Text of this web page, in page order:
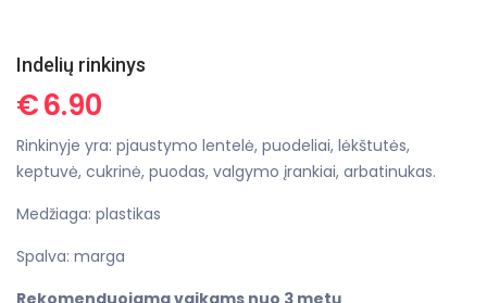
Indelių rinkinys
€6.90
Rinkinyje yra: pjaustymo lentelė, puodeliai, lėkštutės,
keptuvė, cukrinė, puodas, valgymo įrankiai, arbatinukas.
Medžiaga: plastikas
Spalva: marga
Rekomenduojama vaikams nuo 3 metų